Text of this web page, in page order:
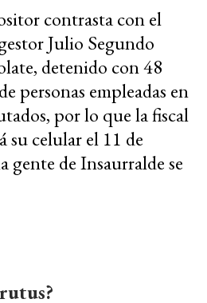
contrasta con el
Julio Segundo
detenido con 48
personas empleadas en
por lo que la fiscal
su celular el 11 de
gente de Insaurralde se